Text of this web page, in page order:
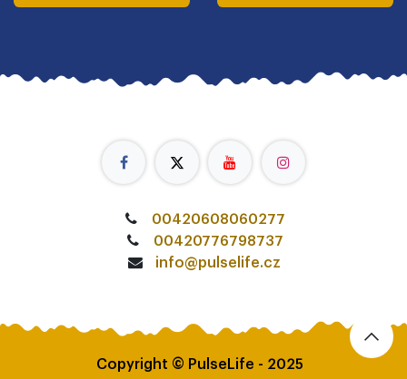
00420608060277
00420776798737
info@pulselife.cz
Copyright © PulseLife - 2025